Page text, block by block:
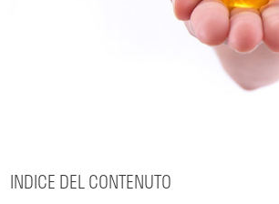
INDICE DEL CONTENUTO